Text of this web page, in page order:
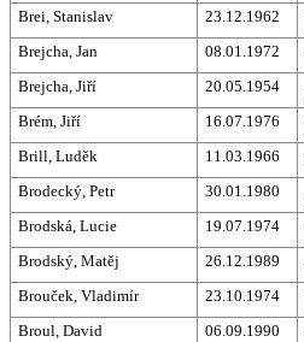
Brei, Stanislav 23.12.1962
Brejcha, Jan 08.01.1972
Brejcha, Jiří 20.05.1954
Brém, Jiří 16.07.1976
Brill, Luděk 11.03.1966
Brodecký, Petr 30.01.1980
Brodská, Lucie 19.07.1974
Brodský, Matěj 26.12.1989
Brouček, Vladimír 23.10.1974
Broul, David 06.09.1990